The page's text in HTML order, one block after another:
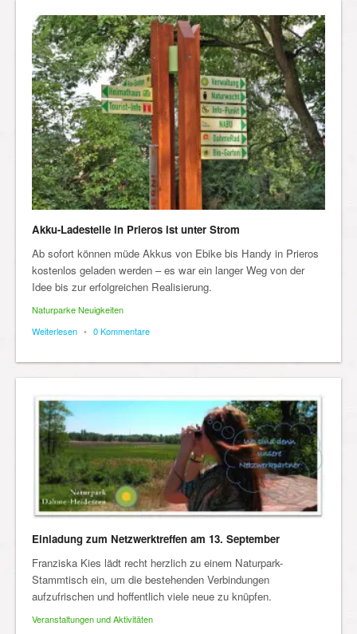
Akku-Ladestelle in Prieros ist unter Strom
Ab sofort können müde Akkus von Ebike bis Handy in Prieros
kostenlos geladen werden – es war ein langer Weg von der
Idee bis zur erfolgreichen Realisierung.
Naturparke Neuigkeiten
Weiterlesen • 0 Kommentare
Einladung zum Netzwerktreffen am 13. September
Franziska Kies lädt recht herzlich zu einem Naturpark-
Stammtisch ein, um die bestehenden Verbindungen
aufzufrischen und hoffentlich viele neue zu knüpfen.
Veranstaltungen und Aktivitäten